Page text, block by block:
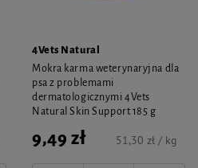
4Vets Natural
Mokra karma weterynaryjna dla
psa z problemami
dermatologicznymi 4Vets
Natural Skin Support 185 g
9,49 zł 51,30 zł / kg